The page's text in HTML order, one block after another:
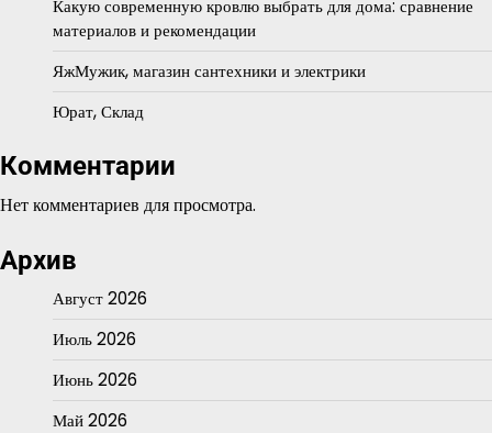
Какую современную кровлю выбрать для дома: сравнение
материалов и рекомендации
ЯжМужик, магазин сантехники и электрики
Юрат, Склад
Комментарии
Нет комментариев для просмотра.
Архив
Август 2026
Июль 2026
Июнь 2026
Май 2026